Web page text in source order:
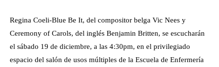
Regina Coeli-Blue Be It, del compositor belga Vic Nees y
Ceremony of Carols, del inglés Benjamin Britten, se escucharán
el sábado 19 de diciembre, a las 4:30pm, en el privilegiado
espacio del salón de usos múltiples de la Escuela de Enfermería